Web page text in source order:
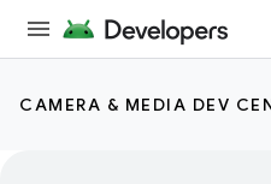
CAMERA & MEDIA DEV